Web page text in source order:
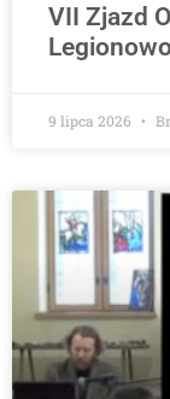
VII Zjazd
9 lipca 2026